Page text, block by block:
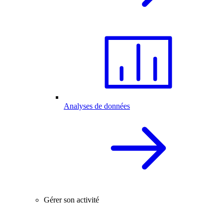
Analyses de données
Gérer son activité